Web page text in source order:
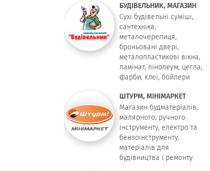
БУДІВЕЛЬНИК, МАГАЗИН
Сухі будівельні суміші,
сантехніка,
металочерепиця,
броньовані двері,
металопластикові вікна,
ламінат, лінолеум, цегла,
фарби, клеї, бойлери
ШТУРМ, МІНІМАРКЕТ
Магазин будматеріалів,
малярного, ручного
інструменту, електро та
бензоінструменту,
матеріалів для
будівництва і ремонту